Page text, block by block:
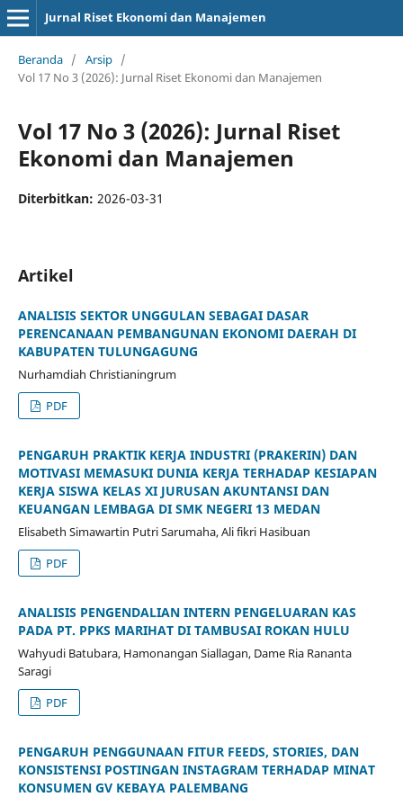
Jurnal Riset Ekonomi dan Manajemen
Beranda / Arsip /
Vol 17 No 3 (2026): Jurnal Riset Ekonomi dan Manajemen
Vol 17 No 3 (2026): Jurnal Riset
Ekonomi dan Manajemen
Diterbitkan: 2026-03-31
Artikel
ANALISIS SEKTOR UNGGULAN SEBAGAI DASAR
PERENCANAAN PEMBANGUNAN EKONOMI DAERAH DI
KABUPATEN TULUNGAGUNG
Nurhamdiah Christianingrum
PDF
PENGARUH PRAKTIK KERJA INDUSTRI (PRAKERIN) DAN
MOTIVASI MEMASUKI DUNIA KERJA TERHADAP KESIAPAN
KERJA SISWA KELAS XI JURUSAN AKUNTANSI DAN
KEUANGAN LEMBAGA DI SMK NEGERI 13 MEDAN
Elisabeth Simawartin Putri Sarumaha, Ali fikri Hasibuan
PDF
ANALISIS PENGENDALIAN INTERN PENGELUARAN KAS
PADA PT. PPKS MARIHAT DI TAMBUSAI ROKAN HULU
Wahyudi Batubara, Hamonangan Siallagan, Dame Ria Rananta
Saragi
PDF
PENGARUH PENGGUNAAN FITUR FEEDS, STORIES, DAN
KONSISTENSI POSTINGAN INSTAGRAM TERHADAP MINAT
KONSUMEN GV KEBAYA PALEMBANG